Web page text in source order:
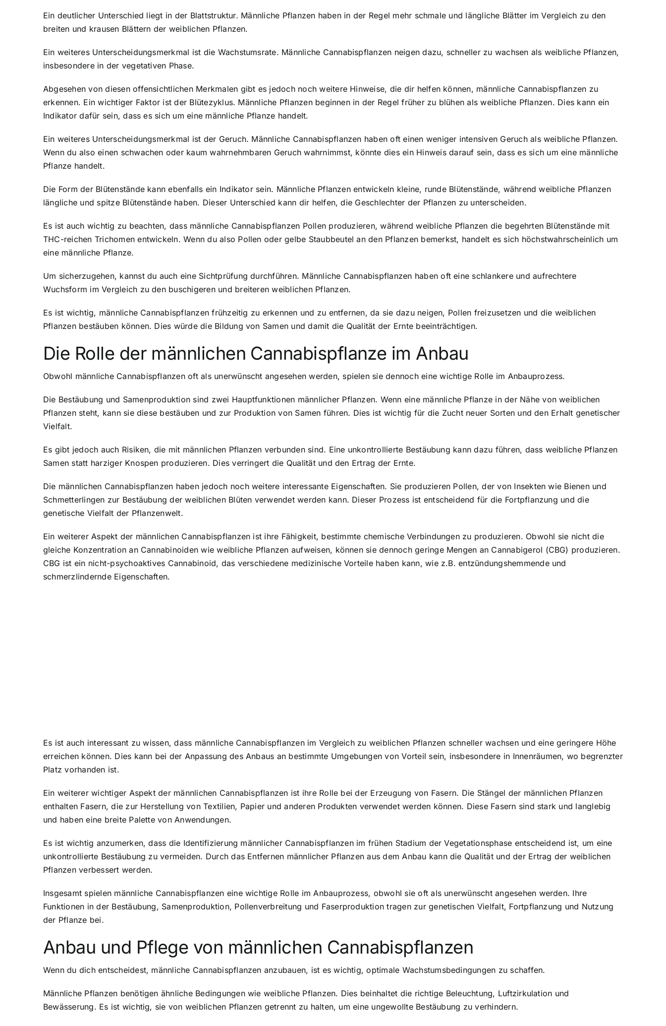
Ein deutlicher Unterschied liegt in der Blattstruktur. Männliche Pflanzen haben in der Regel mehr schmale und längliche Blätter im Vergleich zu den
breiten und krausen Blättern der weiblichen Pflanzen.
Ein weiteres Unterscheidungsmerkmal ist die Wachstumsrate. Männliche Cannabispflanzen neigen dazu, schneller zu wachsen als weibliche Pflanzen,
insbesondere in der vegetativen Phase.
Abgesehen von diesen offensichtlichen Merkmalen gibt es jedoch noch weitere Hinweise, die dir helfen können, männliche Cannabispflanzen zu
erkennen. Ein wichtiger Faktor ist der Blütezyklus. Männliche Pflanzen beginnen in der Regel früher zu blühen als weibliche Pflanzen. Dies kann ein
Indikator dafür sein, dass es sich um eine männliche Pflanze handelt.
Ein weiteres Unterscheidungsmerkmal ist der Geruch. Männliche Cannabispflanzen haben oft einen weniger intensiven Geruch als weibliche Pflanzen.
Wenn du also einen schwachen oder kaum wahrnehmbaren Geruch wahrnimmst, könnte dies ein Hinweis darauf sein, dass es sich um eine männliche
Pflanze handelt.
Die Form der Blütenstände kann ebenfalls ein Indikator sein. Männliche Pflanzen entwickeln kleine, runde Blütenstände, während weibliche Pflanzen
längliche und spitze Blütenstände haben. Dieser Unterschied kann dir helfen, die Geschlechter der Pflanzen zu unterscheiden.
Es ist auch wichtig zu beachten, dass männliche Cannabispflanzen Pollen produzieren, während weibliche Pflanzen die begehrten Blütenstände mit
THC-reichen Trichomen entwickeln. Wenn du also Pollen oder gelbe Staubbeutel an den Pflanzen bemerkst, handelt es sich höchstwahrscheinlich um
eine männliche Pflanze.
Um sicherzugehen, kannst du auch eine Sichtprüfung durchführen. Männliche Cannabispflanzen haben oft eine schlankere und aufrechtere
Wuchsform im Vergleich zu den buschigeren und breiteren weiblichen Pflanzen.
Es ist wichtig, männliche Cannabispflanzen frühzeitig zu erkennen und zu entfernen, da sie dazu neigen, Pollen freizusetzen und die weiblichen
Pflanzen bestäuben können. Dies würde die Bildung von Samen und damit die Qualität der Ernte beeinträchtigen.
Die Rolle der männlichen Cannabispflanze im Anbau
Obwohl männliche Cannabispflanzen oft als unerwünscht angesehen werden, spielen sie dennoch eine wichtige Rolle im Anbauprozess.
Die Bestäubung und Samenproduktion sind zwei Hauptfunktionen männlicher Pflanzen. Wenn eine männliche Pflanze in der Nähe von weiblichen
Pflanzen steht, kann sie diese bestäuben und zur Produktion von Samen führen. Dies ist wichtig für die Zucht neuer Sorten und den Erhalt genetischer
Vielfalt.
Es gibt jedoch auch Risiken, die mit männlichen Pflanzen verbunden sind. Eine unkontrollierte Bestäubung kann dazu führen, dass weibliche Pflanzen
Samen statt harziger Knospen produzieren. Dies verringert die Qualität und den Ertrag der Ernte.
Die männlichen Cannabispflanzen haben jedoch noch weitere interessante Eigenschaften. Sie produzieren Pollen, der von Insekten wie Bienen und
Schmetterlingen zur Bestäubung der weiblichen Blüten verwendet werden kann. Dieser Prozess ist entscheidend für die Fortpflanzung und die
genetische Vielfalt der Pflanzenwelt.
Ein weiterer Aspekt der männlichen Cannabispflanzen ist ihre Fähigkeit, bestimmte chemische Verbindungen zu produzieren. Obwohl sie nicht die
gleiche Konzentration an Cannabinoiden wie weibliche Pflanzen aufweisen, können sie dennoch geringe Mengen an Cannabigerol (CBG) produzieren.
CBG ist ein nicht-psychoaktives Cannabinoid, das verschiedene medizinische Vorteile haben kann, wie z.B. entzündungshemmende und
schmerzlindernde Eigenschaften.
Es ist auch interessant zu wissen, dass männliche Cannabispflanzen im Vergleich zu weiblichen Pflanzen schneller wachsen und eine geringere Höhe
erreichen können. Dies kann bei der Anpassung des Anbaus an bestimmte Umgebungen von Vorteil sein, insbesondere in Innenräumen, wo begrenzter
Platz vorhanden ist.
Ein weiterer wichtiger Aspekt der männlichen Cannabispflanzen ist ihre Rolle bei der Erzeugung von Fasern. Die Stängel der männlichen Pflanzen
enthalten Fasern, die zur Herstellung von Textilien, Papier und anderen Produkten verwendet werden können. Diese Fasern sind stark und langlebig
und haben eine breite Palette von Anwendungen.
Es ist wichtig anzumerken, dass die Identifizierung männlicher Cannabispflanzen im frühen Stadium der Vegetationsphase entscheidend ist, um eine
unkontrollierte Bestäubung zu vermeiden. Durch das Entfernen männlicher Pflanzen aus dem Anbau kann die Qualität und der Ertrag der weiblichen
Pflanzen verbessert werden.
Insgesamt spielen männliche Cannabispflanzen eine wichtige Rolle im Anbauprozess, obwohl sie oft als unerwünscht angesehen werden. Ihre
Funktionen in der Bestäubung, Samenproduktion, Pollenverbreitung und Faserproduktion tragen zur genetischen Vielfalt, Fortpflanzung und Nutzung
der Pflanze bei.
Anbau und Pflege von männlichen Cannabispflanzen
Wenn du dich entscheidest, männliche Cannabispflanzen anzubauen, ist es wichtig, optimale Wachstumsbedingungen zu schaffen.
Männliche Pflanzen benötigen ähnliche Bedingungen wie weibliche Pflanzen. Dies beinhaltet die richtige Beleuchtung, Luftzirkulation und
Bewässerung. Es ist wichtig, sie von weiblichen Pflanzen getrennt zu halten, um eine ungewollte Bestäubung zu verhindern.